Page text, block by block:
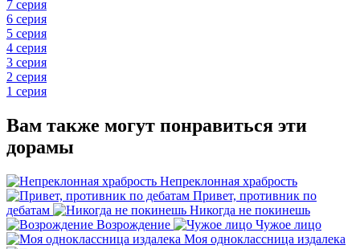
7 серия
6 серия
5 серия
4 серия
3 серия
2 серия
1 серия
Вам также могут понравиться эти
дорамы
Непреклонная храбрость
Привет, противник по
дебатам
Никогда не покинешь
Возрождение
Чужое лицо
Моя одноклассница издалека